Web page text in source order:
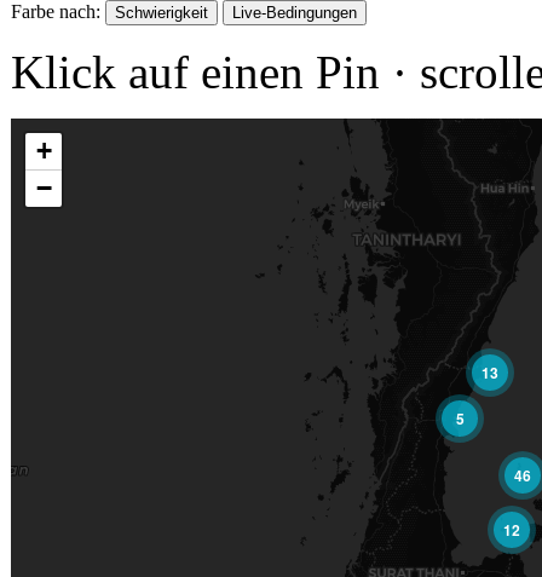
Farbe nach: Schwierigkeit Live-Bedingungen
Klick auf einen Pin ·
5
13
12
46
+
−